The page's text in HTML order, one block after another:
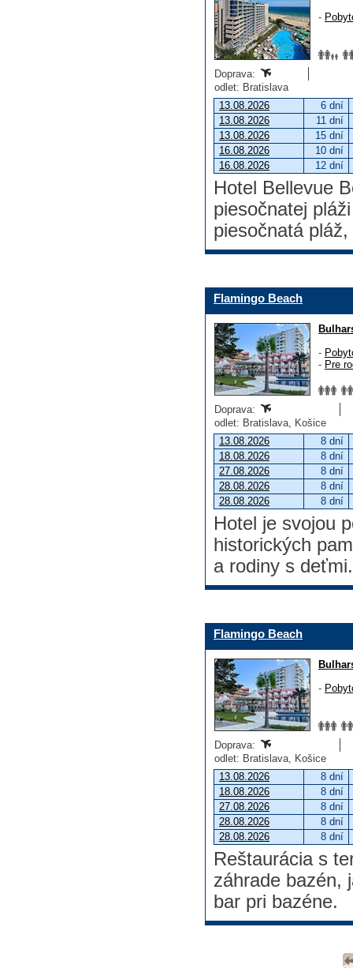
-
Doprava:
odlet: Bratislava
13.08.2026
6 dní
13.08.2026
11 dní
13.08.2026
15 dní
16.08.2026
10 dní
16.08.2026
12 dní
Hotel Bellevue
piesočnatej
piesočnatá
Flamingo Beach
-
- Pre
Doprava:
odlet: Bratislava, Košice
13.08.2026
8 dní
18.08.2026
8 dní
27.08.2026
8 dní
28.08.2026
8 dní
28.08.2026
8 dní
Hotel je svojou
historických
a rodiny s deťmi.
Flamingo Beach
-
Doprava:
odlet: Bratislava, Košice
13.08.2026
8 dní
18.08.2026
8 dní
27.08.2026
8 dní
28.08.2026
8 dní
28.08.2026
8 dní
Reštaurácia s
záhrade bazén,
bar pri bazéne.